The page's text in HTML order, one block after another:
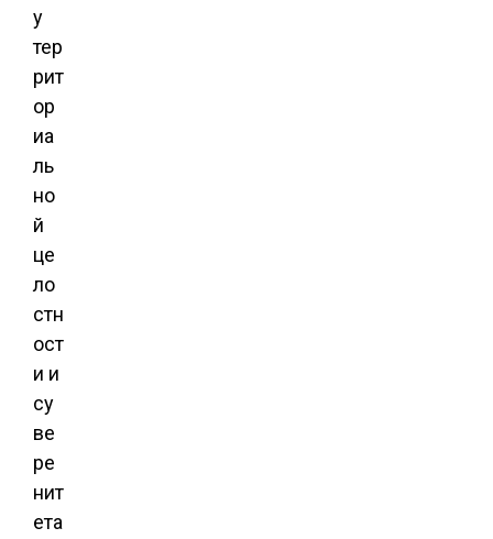
у
тер
рит
ор
иа
ль
но
й
це
ло
стн
ост
и и
су
ве
ре
нит
ета